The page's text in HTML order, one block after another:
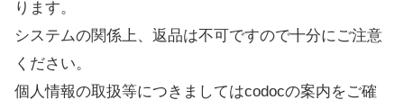
ります。
システムの関係上、返品は不可ですので十分にご注意
ください。
個人情報の取扱等につきましてはcodocの案内をご確